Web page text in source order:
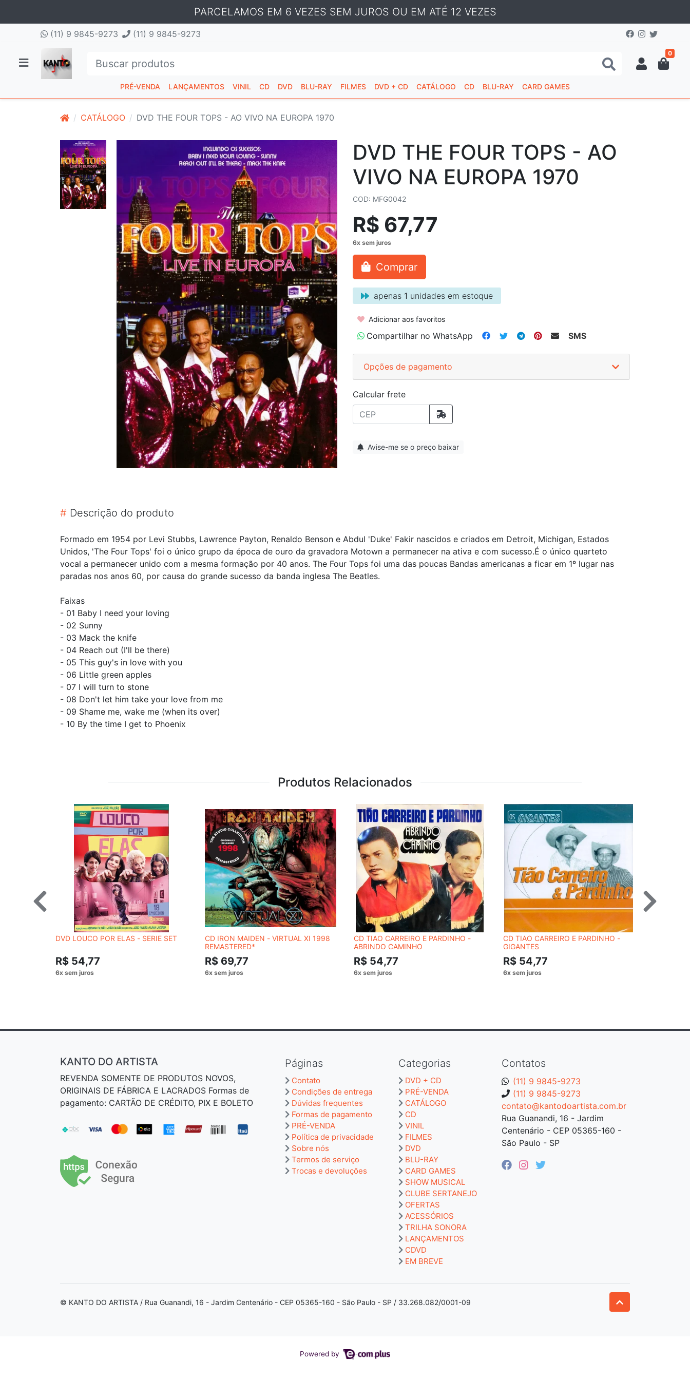
PARCELAMOS EM 6 VEZES SEM JUROS OU EM ATÉ 12 VEZES
(11) 9 9845-9273 (11) 9 9845-9273
0
PRÉ-VENDA LANÇAMENTOS VINIL CD DVD BLU-RAY FILMES DVD + CD CATÁLOGO CD BLU-RAY CARD GAMES
CATÁLOGO DVD THE FOUR TOPS - AO VIVO NA EUROPA 1970
DVD THE FOUR TOPS - AO
VIVO NA EUROPA 1970
COD: MFG0042
R$ 67,77
Comprar
apenas 1 unidades em estoque
Adicionar aos favoritos
Compartilhar no WhatsApp SMS
Opções de pagamento
Calcular frete
Avise-me se o preço baixar
# Descrição do produto
Formado em 1954 por Levi Stubbs, Lawrence Payton, Renaldo Benson e Abdul 'Duke' Fakir nascidos e criados em Detroit, Michigan, Estados
Unidos, 'The Four Tops' foi o único grupo da época de ouro da gravadora Motown a permanecer na ativa e com sucesso.É o único quarteto
vocal a permanecer unido com a mesma formação por 40 anos. The Four Tops foi uma das poucas Bandas americanas a ficar em 1º lugar nas
paradas nos anos 60, por causa do grande sucesso da banda inglesa The Beatles.
Faixas
- 01 Baby I need your loving
- 02 Sunny
- 03 Mack the knife
- 04 Reach out (I'll be there)
- 05 This guy's in love with you
- 06 Little green apples
- 07 I will turn to stone
- 08 Don't let him take your love from me
- 09 Shame me, wake me (when its over)
- 10 By the time I get to Phoenix
Produtos Relacionados
DVD LOUCO POR ELAS - SERIE SET
R$ 54,77
CD IRON MAIDEN - VIRTUAL XI 1998
REMASTERED*
R$ 69,77
CD TIAO CARREIRO E PARDINHO -
ABRINDO CAMINHO
R$ 54,77
CD TIAO CARREIRO E PARDINHO -
GIGANTES
R$ 54,77
Contatos
(11) 9 9845-9273
(11) 9 9845-9273
contato@kantodoartista.com.br
Rua Guanandi, 16 - Jardim
Centenário - CEP 05365-160 -
São Paulo - SP
Páginas
Contato
Condições de entrega
Dúvidas frequentes
Formas de pagamento
PRÉ-VENDA
Política de privacidade
Sobre nós
Termos de serviço
Trocas e devoluções
Categorias
DVD + CD
PRÉ-VENDA
CATÁLOGO
CD
VINIL
FILMES
DVD
BLU-RAY
CARD GAMES
SHOW MUSICAL
CLUBE SERTANEJO
OFERTAS
ACESSÓRIOS
TRILHA SONORA
LANÇAMENTOS
CDVD
EM BREVE
KANTO DO ARTISTA
REVENDA SOMENTE DE PRODUTOS NOVOS,
ORIGINAIS DE FÁBRICA E LACRADOS Formas de
pagamento: CARTÃO DE CRÉDITO, PIX E BOLETO
© KANTO DO ARTISTA / Rua Guanandi, 16 - Jardim Centenário - CEP 05365-160 - São Paulo - SP / 33.268.082/0001-09
Powered by